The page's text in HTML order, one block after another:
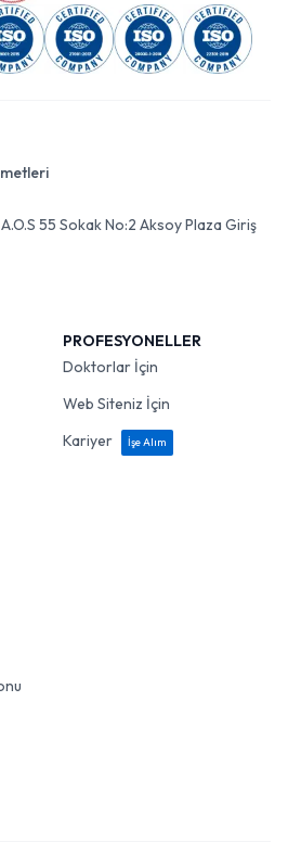
55 Sokak No:2 Aksoy Plaza Giriş
PROFESYONELLER
Doktorlar İçin
Web Siteniz İçin
Kariyer
İşe Alım